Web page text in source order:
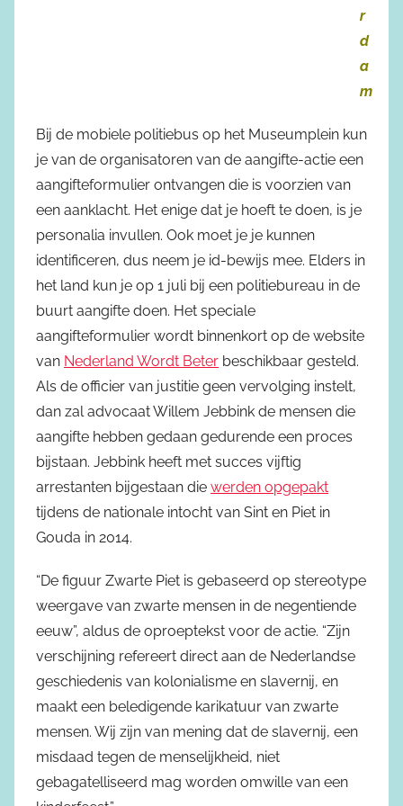
r
d
a
m
Bij de mobiele politiebus op het Museumplein kun
je van de organisatoren van de aangifte-actie een
aangifteformulier ontvangen die is voorzien van
een aanklacht. Het enige dat je hoeft te doen, is je
personalia invullen. Ook moet je je kunnen
identificeren, dus neem je id-bewijs mee. Elders in
het land kun je op 1 juli bij een politiebureau in de
buurt aangifte doen. Het speciale
aangifteformulier wordt binnenkort op de website
van Nederland Wordt Beter beschikbaar gesteld.
Als de officier van justitie geen vervolging instelt,
dan zal advocaat Willem Jebbink de mensen die
aangifte hebben gedaan gedurende een proces
bijstaan. Jebbink heeft met succes vijftig
arrestanten bijgestaan die werden opgepakt
tijdens de nationale intocht van Sint en Piet in
Gouda in 2014.
“De figuur Zwarte Piet is gebaseerd op stereotype
weergave van zwarte mensen in de negentiende
eeuw”, aldus de oproeptekst voor de actie. “Zijn
verschijning refereert direct aan de Nederlandse
geschiedenis van kolonialisme en slavernij, en
maakt een beledigende karikatuur van zwarte
mensen. Wij zijn van mening dat de slavernij, een
misdaad tegen de menselijkheid, niet
gebagatelliseerd mag worden omwille van een